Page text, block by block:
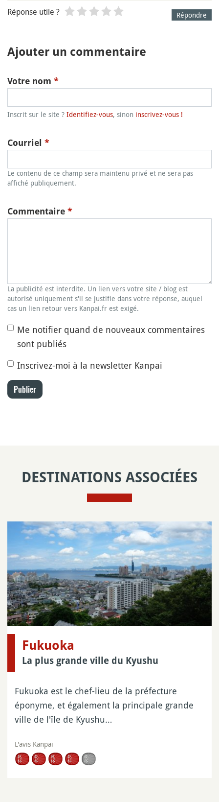
Répondre
Réponse utile ?
Ajouter un commentaire
Votre nom *
Inscrit sur le site ? Identifiez-vous, sinon inscrivez-vous !
Courriel *
Le contenu de ce champ sera maintenu privé et ne sera pas
affiché publiquement.
Commentaire *
La publicité est interdite. Un lien vers votre site / blog est
autorisé uniquement s'il se justifie dans votre réponse, auquel
cas un lien retour vers Kanpai.fr est exigé.
Me notifier quand de nouveaux commentaires
sont publiés
Inscrivez-moi à la newsletter Kanpai
Publier
DESTINATIONS ASSOCIÉES
Fukuoka
La plus grande ville du Kyushu
Fukuoka est le chef-lieu de la préfecture
éponyme, et également la principale grande
ville de l'île de Kyushu…
L'avis Kanpai